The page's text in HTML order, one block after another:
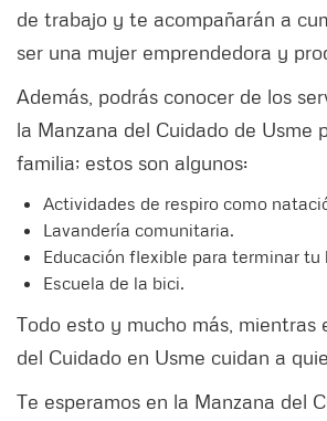
de trabajo y te acompañarán a
ser una mujer emprendedora y
Además, podrás conocer de los
la Manzana del Cuidado de Usme
familia; estos son algunos:
Actividades de respiro como
Lavandería comunitaria.
Educación flexible para terminar tu
Escuela de la bici.
Todo esto y mucho más, mientras
del Cuidado en Usme cuidan a
Te esperamos en la Manzana del